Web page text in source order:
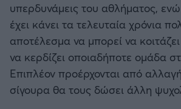
υπερδυνάμεις του αθλήματος,
έχει κάνει τα τελευταία χρόνια
αποτέλεσμα να μπορεί να
να κερδίζει οποιαδήποτε ομάδα
Επιπλέον προέρχονται από
σίγουρα θα τους δώσει άλλη